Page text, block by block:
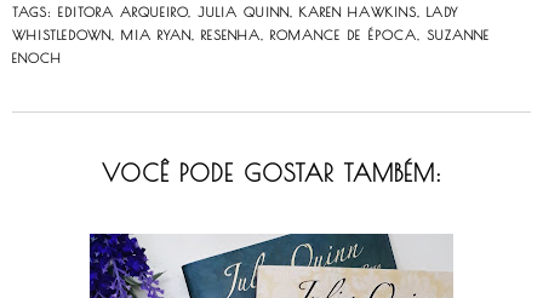
TAGS: EDITORA ARQUEIRO JULIA QUINN KAREN HAWKINS
LADY
WHISTLEDOWN
MIA RYAN RESENHA ROMANCE DE ÉPOCA
SUZANNE
ENOCH
VOCÊ PODE GOSTAR TAMBÉM: